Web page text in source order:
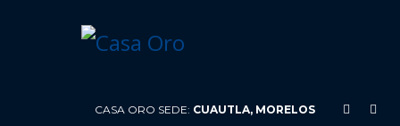
CASA ORO SEDE: CUAUTLA, MORELOS